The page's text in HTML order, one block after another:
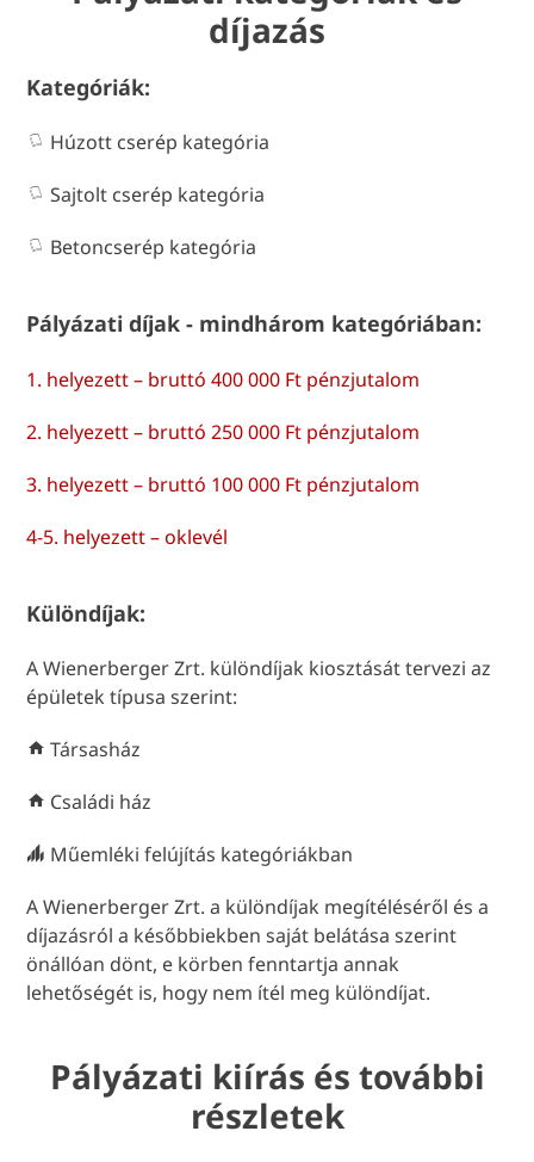
díjazás
Kategóriák:
Húzott cserép kategória
Sajtolt cserép kategória
Betoncserép kategória
Pályázati díjak - mindhárom kategóriában:
1. helyezett – bruttó 400 000 Ft pénzjutalom
2. helyezett – bruttó 250 000 Ft pénzjutalom
3. helyezett – bruttó 100 000 Ft pénzjutalom
4-5. helyezett – oklevél
Különdíjak:
A Wienerberger Zrt. különdíjak kiosztását tervezi az
épületek típusa szerint:
Társasház
Családi ház
Műemléki felújítás kategóriákban
A Wienerberger Zrt. a különdíjak megítéléséről és a
díjazásról a későbbiekben saját belátása szerint
önállóan dönt, e körben fenntartja annak
lehetőségét is, hogy nem ítél meg különdíjat.
Pályázati kiírás és további
részletek